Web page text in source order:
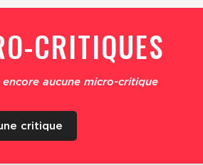
CRITIQUES
aucune micro-critique
critique